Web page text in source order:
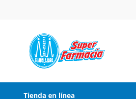
Tienda en línea